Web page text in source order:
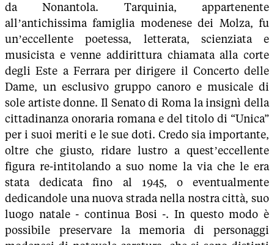
da Nonantola. Tarquinia, appartenente
all’antichissima famiglia modenese dei Molza, fu
un’eccellente poetessa, letterata, scienziata e
musicista e venne addirittura chiamata alla corte
degli Este a Ferrara per dirigere il Concerto delle
Dame, un esclusivo gruppo canoro e musicale di
sole artiste donne. Il Senato di Roma la insignì della
cittadinanza onoraria romana e del titolo di “Unica”
per i suoi meriti e le sue doti. Credo sia importante,
oltre che giusto, ridare lustro a quest’eccellente
figura re-intitolando a suo nome la via che le era
stata dedicata fino al 1945, o eventualmente
dedicandole una nuova strada nella nostra città, suo
luogo natale - continua Bosi -. In questo modo è
possibile preservare la memoria di personaggi